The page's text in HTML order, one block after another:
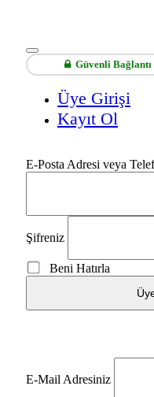
Güvenli Bağlantı
Üye Girişi
Kayıt Ol
E-Posta Adresi veya
Şifreniz
Beni Hatırla
E-Mail Adresiniz